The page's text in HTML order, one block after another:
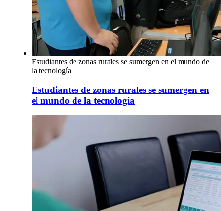
Estudiantes de zonas rurales se sumergen en el mundo de
la tecnología
Estudiantes de zonas rurales se sumergen en
el mundo de la tecnología